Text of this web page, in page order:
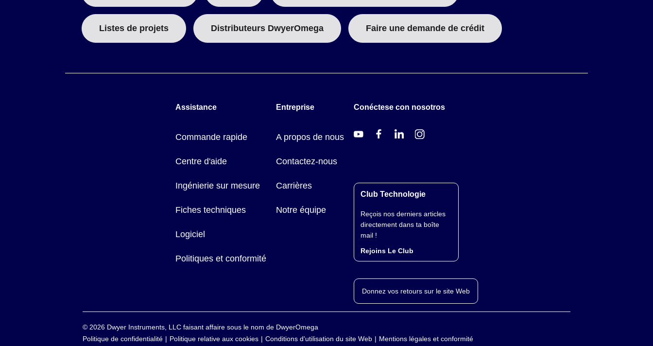
Listes de projets Distributeurs DwyerOmega Faire une demande de crédit
Assistance
Commande rapide
Centre d'aide
Ingénierie sur mesure
Fiches techniques
Logiciel
Politiques et conformité
Entreprise
A propos de nous
Contactez-nous
Carrières
Notre équipe
Conéctese con nosotros
Club Technologie
Reçois nos derniers articles
directement dans ta boîte
mail !
Rejoins Le Club
Donnez vos retours sur le site Web
© 2026 Dwyer Instruments, LLC faisant affaire sous le nom de DwyerOmega
Politique de confidentialité
Politique relative aux cookies Conditions d'utilisation du site Web Mentions légales et conformité